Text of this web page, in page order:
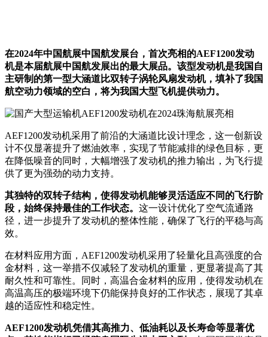
在2024年中国航展中国航发展台，首次亮相的AEF1200发动
机是本届航展中国航发展出的最大展品。该型发动机是我国自
主研制的第一型大涵道比双转子涡轮风扇发动机，填补了我国
航空动力领域的空白，将为我国大型飞机提供动力。
AEF1200发动机采用了前沿的大涵道比设计理念，这一创新设
计不仅显著提升了燃油效率，实现了节能减排的绿色目标，更
在降低噪音的同时，大幅增强了发动机的推力输出，为飞行提
供了更为强劲的动力支持。
其独特的双转子结构，使得发动机能够灵活适应不同的飞行阶
段，始终保持最佳的工作状态。 这一设计优化了空气流通路
径，进一步提升了发动机的整体性能，确保了飞行的平稳与高
效。
在材料应用方面，AEF1200发动机采用了轻量化且高强度的合
金材料，这一举措不仅减轻了发动机的重量，更显著提高了其
耐久性和可靠性。同时，高温合金材料的应用，使得发动机在
高温高压的极端环境下仍能保持良好的工作状态，展现了其卓
越的适应性和稳定性。
AEF1200发动机凭借其高推力、低油耗以及长寿命等显著优